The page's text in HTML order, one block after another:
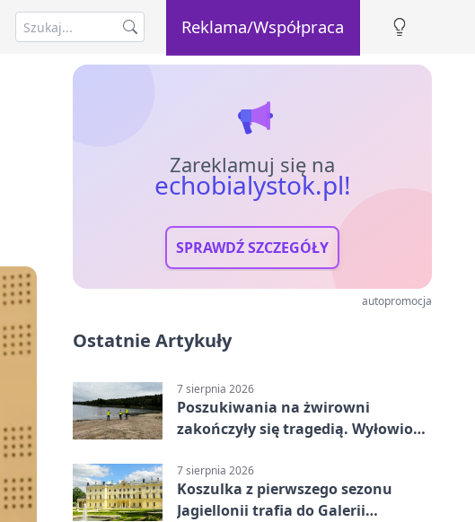
Reklama/Współpraca
Zareklamuj się na
echobialystok.pl!
SPRAWDŹ SZCZEGÓŁY
autopromocja
Ostatnie Artykuły
7 sierpnia 2026
Poszukiwania na żwirowni
zakończyły się tragedią. Wyłowiono
7 sierpnia 2026
Koszulka z pierwszego sezonu
Jagiellonii trafia do Galerii